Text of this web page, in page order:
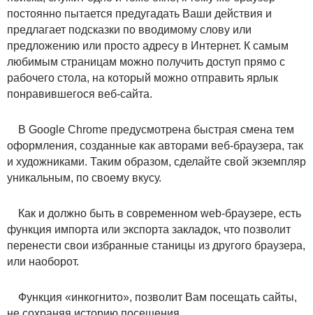
постоянно пытается предугадать Ваши действия и
предлагает подсказки по вводимому слову или
предложению или просто адресу в Интернет. К самым
любимым страницам можно получить доступ прямо с
рабочего стола, на который можно отправить ярлык
понравившегося веб-сайта.
В Google Chrome предусмотрена быстрая смена тем
оформления, созданные как авторами веб-браузера, так
и художниками. Таким образом, сделайте свой экземпляр
уникальным, по своему вкусу.
Как и должно быть в современном web-браузере, есть
функция импорта или экспорта закладок, что позволит
перенести свои избранные станицы из другого браузера,
или наоборот.
Функция «инкогнито», позволит Вам посещать сайты,